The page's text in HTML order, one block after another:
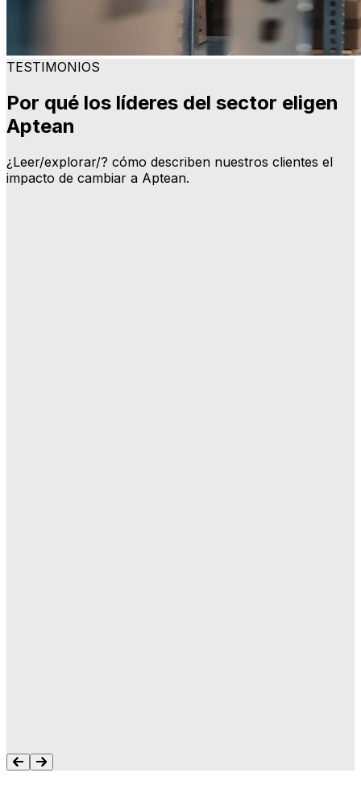
TESTIMONIOS
Por qué los líderes del sector eligen
Aptean
¿Leer/explorar/? cómo describen nuestros clientes el
impacto de cambiar a Aptean.